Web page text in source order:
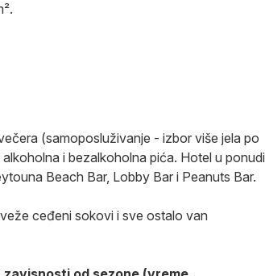
(samoposluživanje - izbor više jela po
i bezalkoholna pića. Hotel u ponudi
Beach Bar, Lobby Bar i Peanuts Bar.
ceđeni sokovi i sve ostalo van